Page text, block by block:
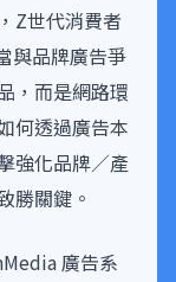
Z世代消費者
與品牌廣告爭
，而是網路環
何透過廣告本
強化品牌／產
勝關鍵。
廣告系